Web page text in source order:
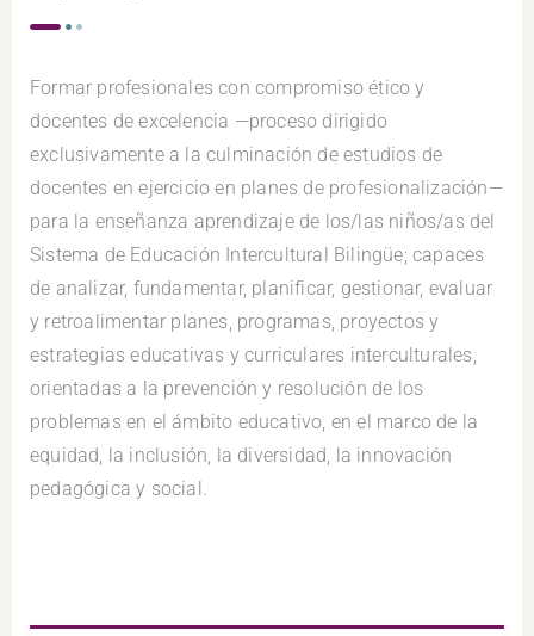
Formar profesionales con compromiso ético y
docentes de excelencia —proceso dirigido
exclusivamente a la culminación de estudios de
docentes en ejercicio en planes de profesionalización—
para la enseñanza aprendizaje de los/las niños/as del
Sistema de Educación Intercultural Bilingüe; capaces
de analizar, fundamentar, planificar, gestionar, evaluar
y retroalimentar planes, programas, proyectos y
estrategias educativas y curriculares interculturales,
orientadas a la prevención y resolución de los
problemas en el ámbito educativo, en el marco de la
equidad, la inclusión, la diversidad, la innovación
pedagógica y social.